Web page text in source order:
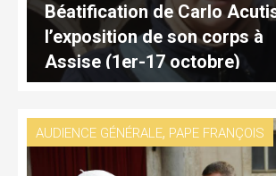
Béatification de Carlo
l’exposition de son corps à
Assise (1er-17 octobre)
AUDIENCE GÉNÉRALE, PAPE FRANÇOIS